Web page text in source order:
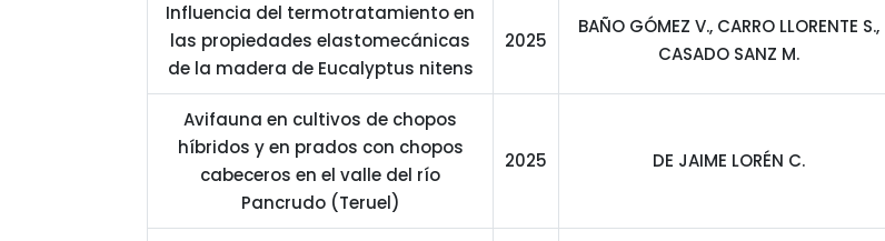
Influencia del termotratamiento en
las propiedades elastomecánicas
de la madera de Eucalyptus nitens
2025
BAÑO GÓMEZ V., CARRO LLORENTE S.,
CASADO SANZ M.
Avifauna en cultivos de chopos
híbridos y en prados con chopos
cabeceros en el valle del río
Pancrudo (Teruel)
2025 DE JAIME LORÉN C.